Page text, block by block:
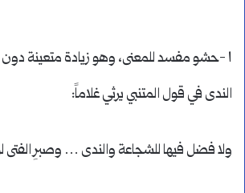
١ -حشو مفسد للمعنى، وهو زيادة متعينة دون
الندى في قول المتنبي يرثي غلاماً:
ولا فضل فيها للشجاعة والندى … وصبرِ الفتى